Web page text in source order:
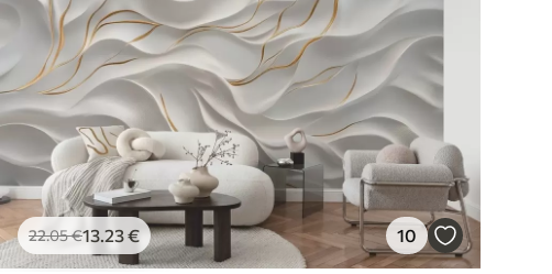
22.05€13.23€ 10